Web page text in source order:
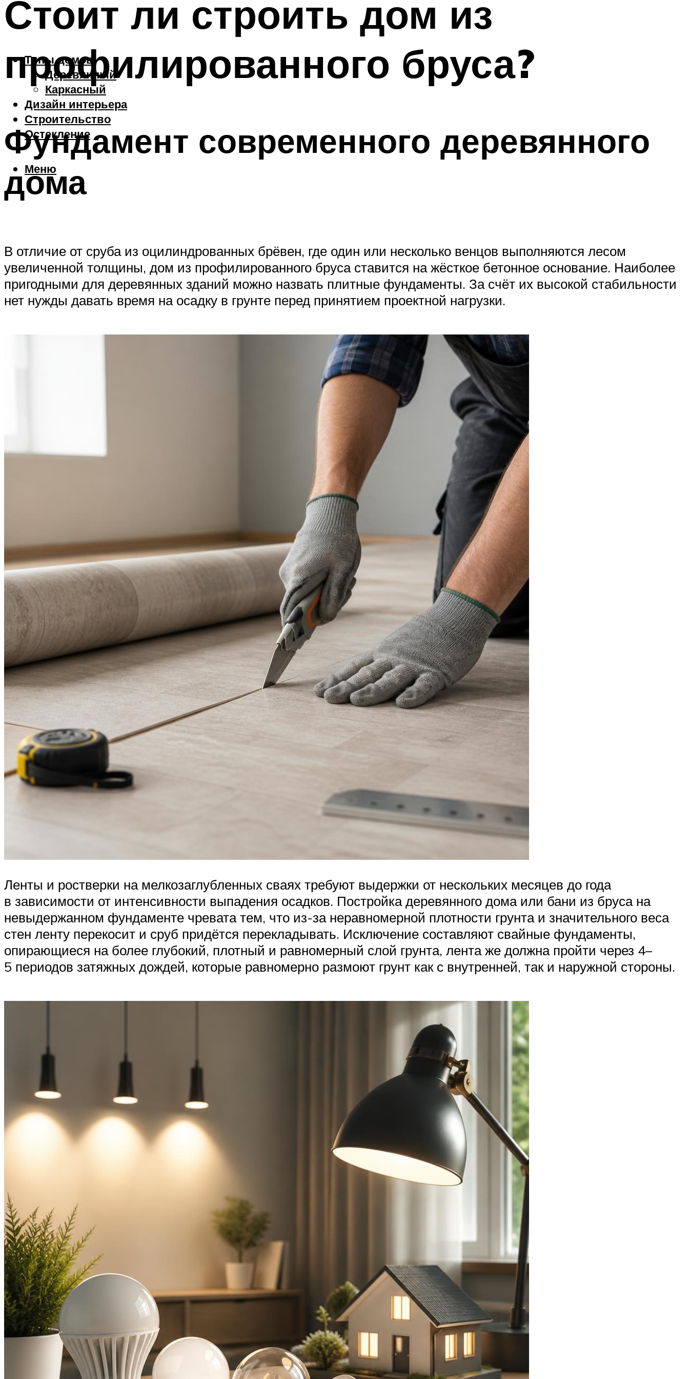
Типы домов
Деревянный
Каркасный
Дизайн интерьера
Строительство
Остекление
Меню
Стоит ли строить дом из
профилированного бруса?
Фундамент современного деревянного
дома
В отличие от сруба из оцилиндрованных брёвен, где один или несколько венцов выполняются лесом
увеличенной толщины, дом из профилированного бруса ставится на жёсткое бетонное основание. Наиболее
пригодными для деревянных зданий можно назвать плитные фундаменты. За счёт их высокой стабильности
нет нужды давать время на осадку в грунте перед принятием проектной нагрузки.
Ленты и ростверки на мелкозаглубленных сваях требуют выдержки от нескольких месяцев до года
в зависимости от интенсивности выпадения осадков. Постройка деревянного дома или бани из бруса на
невыдержанном фундаменте чревата тем, что из-за неравномерной плотности грунта и значительного веса
стен ленту перекосит и сруб придётся перекладывать. Исключение составляют свайные фундаменты,
опирающиеся на более глубокий, плотный и равномерный слой грунта, лента же должна пройти через 4–
5 периодов затяжных дождей, которые равномерно размоют грунт как с внутренней, так и наружной стороны.